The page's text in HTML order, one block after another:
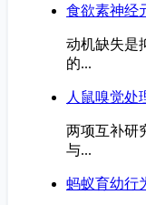
食欲素神经
动机缺失是
的...
人鼠嗅觉处
两项互补研
与...
蚂蚁育幼行